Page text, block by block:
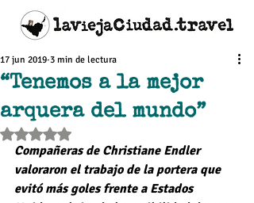
“Tenemos a la mejor
arquera del mundo”
17 jun 2019 3 min de lectura
Obtuvo NaN de 5 estrellas.
Compañeras de Christiane Endler
valoraron el trabajo de la portera que
evitó más goles frente a Estados